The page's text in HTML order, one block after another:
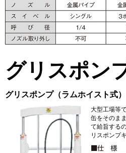
グリスポン
グリスポンプ（ラムホイスト式）
大型工場等
缶をそのま
て給旨する
リスポンプ